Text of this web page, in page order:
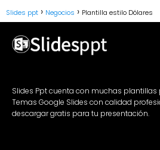
Slides ppt Negocios Plantilla estilo Dólares
Slides Ppt cuenta con muchas plantillas
Temas Google Slides con calidad
descargar gratis para tu presentación.